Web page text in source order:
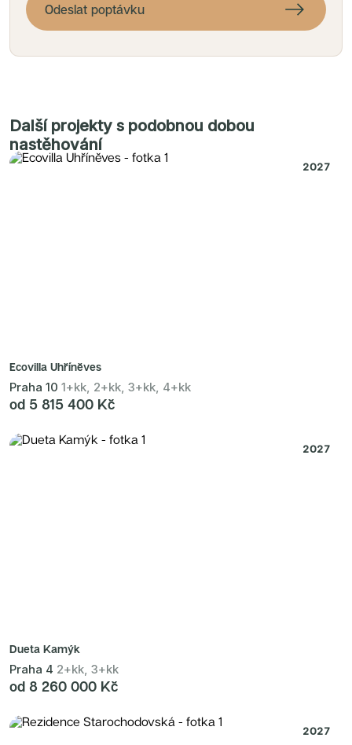
Odeslat poptávku
Další projekty s podobnou dobou
nastěhování
2027
Ecovilla Uhříněves
Praha 10 1+kk, 2+kk, 3+kk, 4+kk
od 5 815 400 Kč
2027
Dueta Kamýk
Praha 4 2+kk, 3+kk
od 8 260 000 Kč
2027